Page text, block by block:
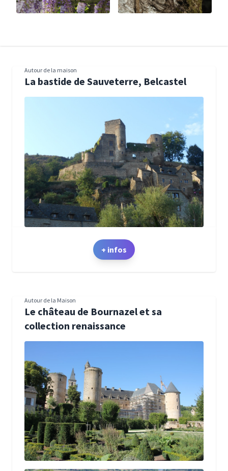
Autour de la maison
La bastide de Sauveterre, Belcastel
+ infos
Autour de la Maison
Le château de Bournazel et sa
collection renaissance